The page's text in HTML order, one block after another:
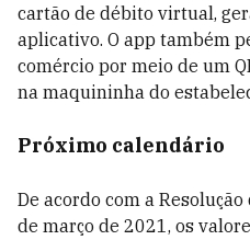
cartão de débito virtual,
aplicativo. O app também
comércio por meio de um
na maquininha do
Próximo calendário
De acordo com a
de março de 2021, os